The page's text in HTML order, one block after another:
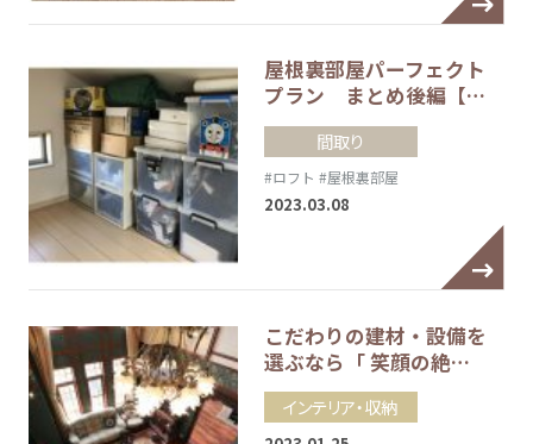
屋根裏部屋パーフェクト
プラン まとめ後編【…
間取り
#ロフト #屋根裏部屋
2023.03.08
こだわりの建材・設備を
選ぶなら「 笑顔の絶…
インテリア・収納